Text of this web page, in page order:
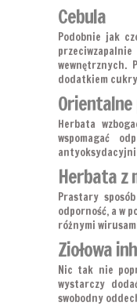
Cebula
Podobnie jak
wewnętrznych.
dodatkiem
Herbata
wspomagać
Herbata z
Prastary
odporność, a w
różnymi
Ziołowa
Nic tak nie
wystarczy
swobodny